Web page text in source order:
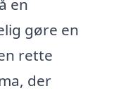
en
gøre en
rette
der